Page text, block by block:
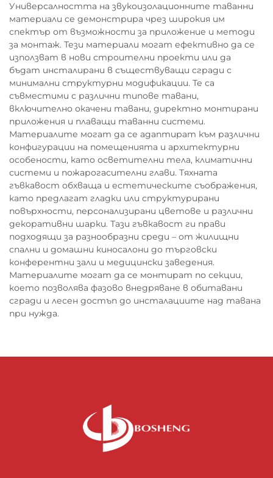
Универсалността на звукоизолационните таванни
материали се демонстрира чрез широкия им
спектър от възможности за приложение и методи
за монтаж. Тези материали могат ефективно да се
използват в нови строителни проекти или да
бъдат инсталирани в съществуващи сгради с
минимални структурни модификации. Те са
съвместими с различни типове тавани,
включително окачени тавани, директно монтирани
приложения и плаващи таванни системи.
Материалите могат да се адаптират към различни
конфигурации на помещенията и архитектурни
особености, като осветителни тела, климатични
системи и пожарогасителни глави. Тяхната
гъвкавост обхваща и естетическите съображения,
като предлагат гладки или структурирани
повърхности, персонализирани цветове и различни
декоративни шарки. Тази гъвкавост ги прави
подходящи за разнообразни среди – от жилищни
спални и домашни киносалони до търговски
конферентни зали и медицински заведения.
Материалите могат да се монтират по секции,
което позволява фазово внедряване в обитавани
сгради и лесен достъп до инсталациите над тавана
при нужда.